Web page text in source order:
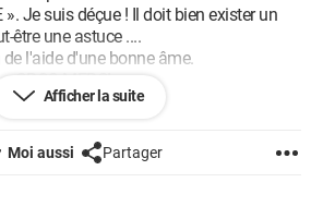
». Je suis déçue ! Il doit bien exister un
être une astuce ....
l'aide d'une bonne âme.
GROS MERCI par avance ...
6.0
Afficher la suite
Moi aussi Partager